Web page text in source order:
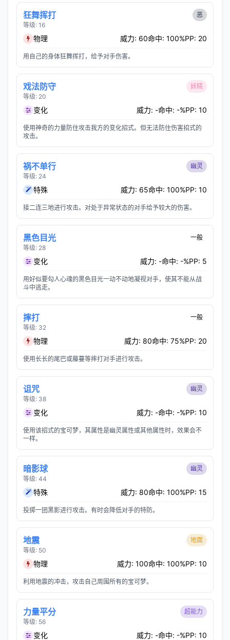
狂舞挥打
等级: 16
恶
物理 威力: 60命中: 100%PP: 20
用自己的身体狂舞挥打，给予对手伤害。
戏法防守
等级: 20
妖精
变化 威力: -命中: -%PP: 10
使用神奇的力量防住攻击我方的变化招式。但无法防住伤害招式的
攻击。
祸不单行
等级: 24
幽灵
特殊 威力: 65命中: 100%PP: 10
接二连三地进行攻击。对处于异常状态的对手给予较大的伤害。
黑色目光
等级: 28
一般
变化 威力: -命中: -%PP: 5
用好似要勾人心魂的黑色目光一动不动地凝视对手，使其不能从战
斗中逃走。
摔打
等级: 32
一般
物理 威力: 80命中: 75%PP: 20
使用长长的尾巴或藤蔓等摔打对手进行攻击。
诅咒
等级: 38
幽灵
变化 威力: -命中: -%PP: 10
使用该招式的宝可梦，其属性是幽灵属性或其他属性时，效果会不
一样。
暗影球
等级: 44
幽灵
特殊 威力: 80命中: 100%PP: 15
投掷一团黑影进行攻击。有时会降低对手的特防。
地震
等级: 50
地面
物理 威力: 100命中: 100%PP: 10
利用地震的冲击，攻击自己周围所有的宝可梦。
力量平分
等级: 56
超能力
变化 威力: -命中: -%PP: 10